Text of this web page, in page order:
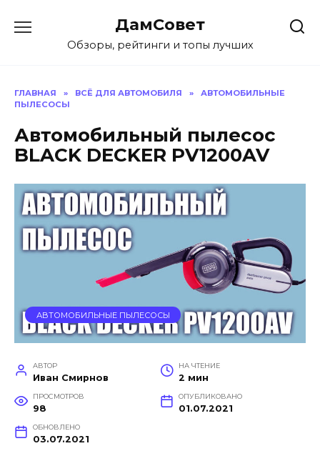
содержанию
ДамСовет
Обзоры, рейтинги и топы лучших
ГЛАВНАЯ » ВСЁ ДЛЯ АВТОМОБИЛЯ »
АВТОМОБИЛЬНЫЕ
ПЫЛЕСОСЫ
Автомобильный пылесос
BLACK DECKER PV1200AV
АВТОМОБИЛЬНЫЕ ПЫЛЕСОСЫ
АВТОР
Иван Смирнов
НА ЧТЕНИЕ
2 мин
ПРОСМОТРОВ
98
ОПУБЛИКОВАНО
01.07.2021
ОБНОВЛЕНО
03.07.2021